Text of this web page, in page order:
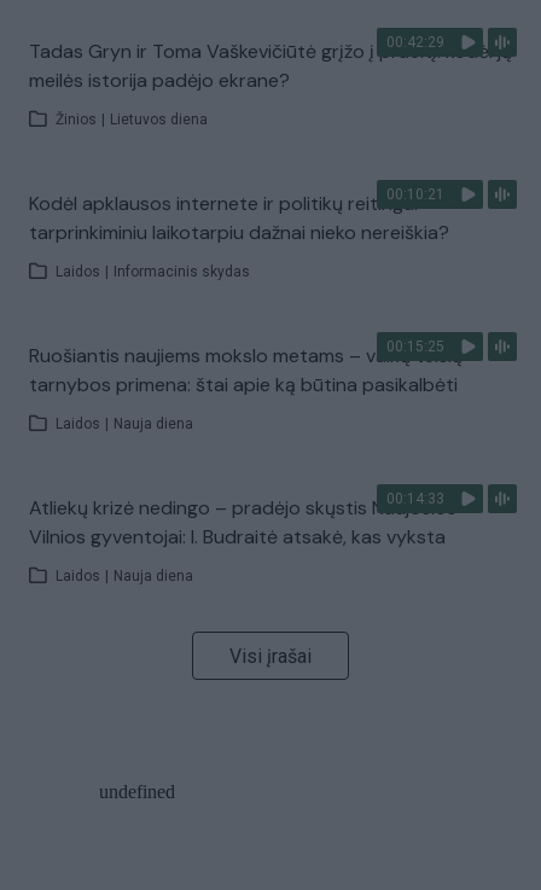
00:42:29
Tadas Gryn ir Toma Vaškevičiūtė grįžo į praeitį: kodėl jų
meilės istorija padėjo ekrane?
Žinios Lietuvos diena
00:10:21
Kodėl apklausos internete ir politikų reitingai
tarprinkiminiu laikotarpiu dažnai nieko nereiškia?
Laidos Informacinis skydas
00:15:25
Ruošiantis naujiems mokslo metams – vaikų teisių
tarnybos primena: štai apie ką būtina pasikalbėti
Laidos Nauja diena
00:14:33
Atliekų krizė nedingo – pradėjo skųstis Naujosios
Vilnios gyventojai: I. Budraitė atsakė, kas vyksta
Laidos Nauja diena
Visi įrašai